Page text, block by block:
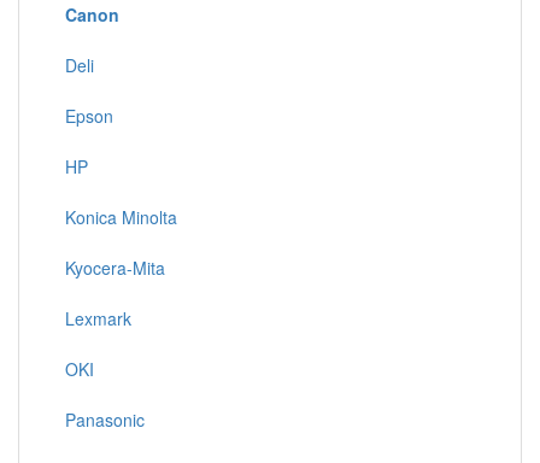
Canon
Deli
Epson
HP
Konica Minolta
Kyocera-Mita
Lexmark
OKI
Panasonic